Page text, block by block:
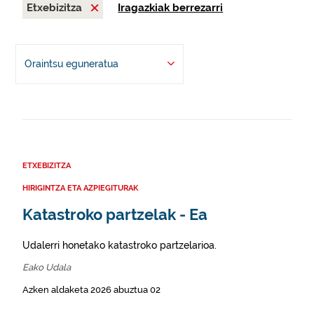
Etxebizitza
Iragazkiak berrezarri
Oraintsu eguneratua
ETXEBIZITZA
HIRIGINTZA ETA AZPIEGITURAK
Katastroko partzelak - Ea
Udalerri honetako katastroko partzelarioa.
Eako Udala
Azken aldaketa 2026 abuztua 02